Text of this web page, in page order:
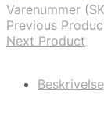
Varenummer
Previous
Next Product
Beskrivelse